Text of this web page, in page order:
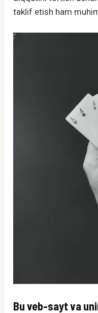
taklif etish ham
Bu veb-sayt va